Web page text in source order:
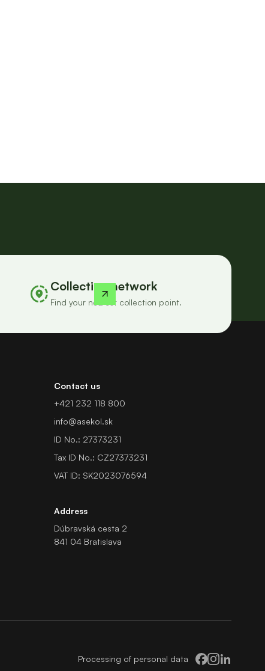
Collection network
Find your nearest collection point.
Contact us
+421 232 118 800
info@asekol.sk
ID No.: 27373231
Tax ID No.: CZ27373231
VAT ID: SK2023076594
Address
Dúbravská cesta 2
841 04 Bratislava
Processing of personal data